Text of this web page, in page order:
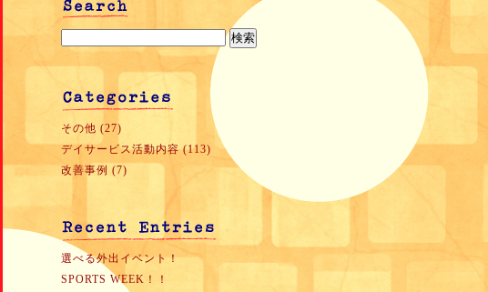
その他 (27)
デイサービス活動内容 (113)
改善事例 (7)
選べる外出イベント！
SPORTS WEEK！！